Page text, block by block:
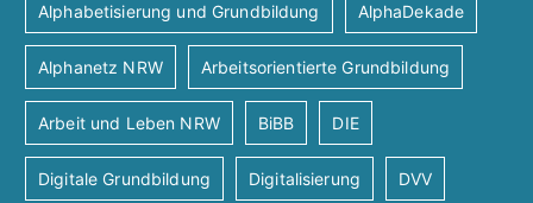
Alphabetisierung und Grundbildung AlphaDekade
Alphanetz NRW Arbeitsorientierte Grundbildung
Arbeit und Leben NRW BiBB DIE
Digitale Grundbildung Digitalisierung DVV